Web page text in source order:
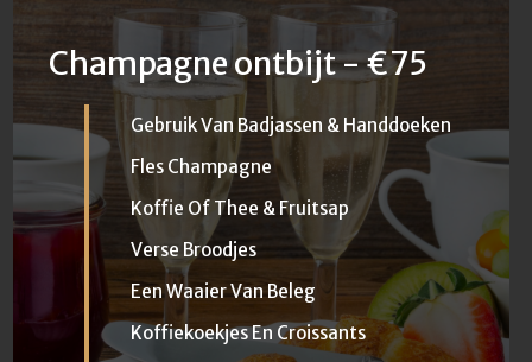
Champagne ontbijt - €75
Gebruik Van Badjassen & Handdoeken
Fles Champagne
Koffie Of Thee & Fruitsap
Verse Broodjes
Een Waaier Van Beleg
Koffiekoekjes En Croissants